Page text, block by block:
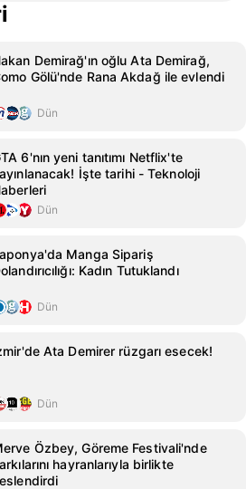
Demirağ'ın oğlu Ata Demirağ,
Gölü'nde Rana Akdağ ile evlendi
Dün
6'nın yeni tanıtımı Netflix'te
İşte tarihi - Teknoloji
Dün
Manga Sipariş
Kadın Tutuklandı
Dün
Ata Demirer rüzgarı esecek!
Dün
Özbey, Göreme Festivali'nde
hayranlarıyla birlikte